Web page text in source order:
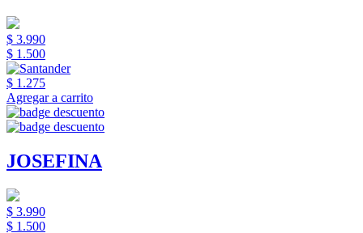
$ 3.990
$ 1.500
$ 1.275
Agregar a carrito
JOSEFINA
$ 3.990
$ 1.500